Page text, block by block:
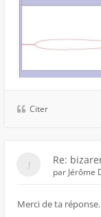
Citer
Re:
par Jérôme
Merci de ta réponse.